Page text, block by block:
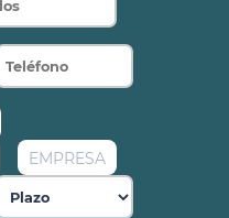
EMPRESA